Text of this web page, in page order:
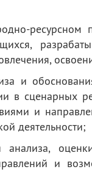
ресурсном
и
в сценарных
и
деятельности;
анализа,
и